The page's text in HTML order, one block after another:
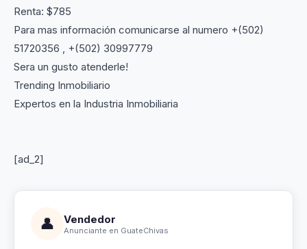
Renta: $785
Para mas información comunicarse al numero +(502)
51720356 , +(502) 30997779
Sera un gusto atenderle!
Trending Inmobiliario
Expertos en la Industria Inmobiliaria
[ad_2]
👤 Vendedor
Anunciante en GuateChivas